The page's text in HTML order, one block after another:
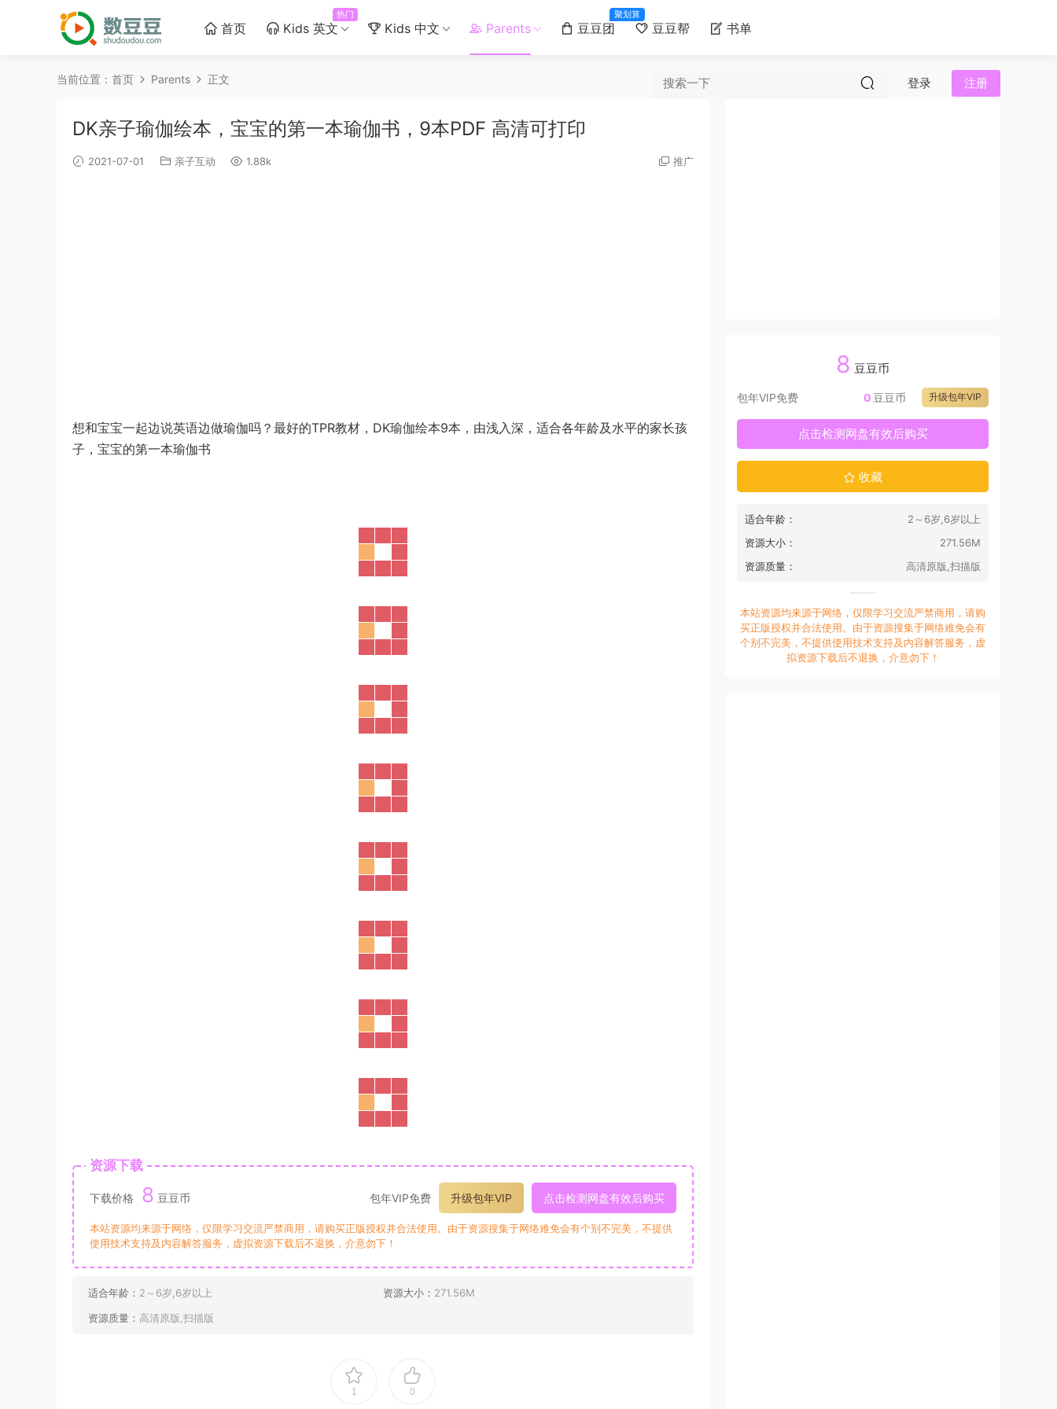
首页 Kids 英文
热门
Kids 中文 Parents 豆豆团
聚划算
豆豆帮 书单
登录 注册
当前位置： 首页 Parents 正文
DK亲子瑜伽绘本，宝宝的第一本瑜伽书，9本PDF 高清可打印
2021-07-01 亲子互动 1.88k 推广
想和宝宝一起边说英语边做瑜伽吗？最好的TPR教材，DK瑜伽绘本9本，由浅入深，适合各年龄及水平的家长孩
子，宝宝的第一本瑜伽书
资源下载
下载价格 8 豆豆币 包年VIP免费 升级包年VIP 点击检测网盘有效后购买
本站资源均来源于网络，仅限学习交流严禁商用，请购买正版授权并合法使用。由于资源搜集于网络难免会有个别不完美，不提供
使用技术支持及内容解答服务，虚拟资源下载后不退换，介意勿下！
适合年龄： 2～6岁,6岁以上 资源大小： 271.56M
资源质量： 高清原版,扫描版
1 0
8 豆豆币
包年VIP免费 升级包年VIP
0 豆豆币
点击检测网盘有效后购买
收藏
适合年龄：
2～6岁,6岁以上
资源大小：
271.56M
资源质量：
高清原版,扫描版
本站资源均来源于网络，仅限学习交流严禁商用，请购
买正版授权并合法使用。由于资源搜集于网络难免会有
个别不完美，不提供使用技术支持及内容解答服务，虚
拟资源下载后不退换，介意勿下！